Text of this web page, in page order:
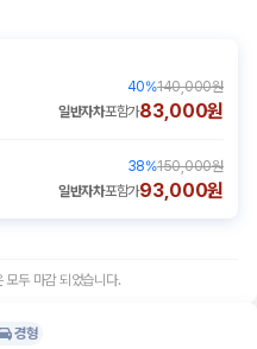
40%140,000원
일반자차포함가83,000원
38%150,000원
일반자차포함가93,000원
모두 마감 되었습니다.
경형